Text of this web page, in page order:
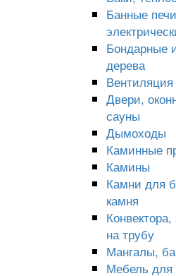
Банные
Бондарные
дерева
Вентиляция
Двери,
сауны
Дымоходы
Каминные
Камины
Камни для
камня
на трубу
Мангалы,
Мебель для